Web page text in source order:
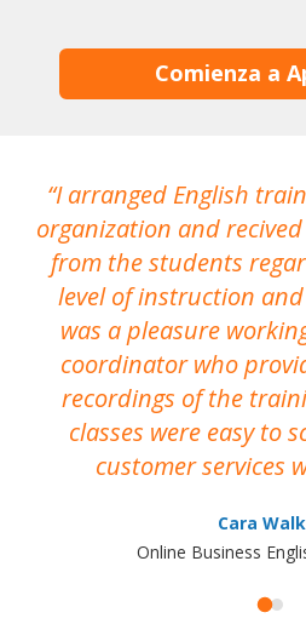
Comienza a
I arranged English
organization and
from the students
level of instruction
was a pleasure
coordinator who
recordings of the
classes were easy to
customer services
Cara
Online Business